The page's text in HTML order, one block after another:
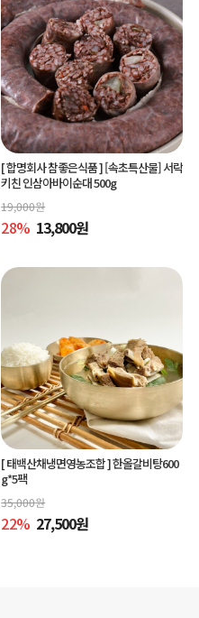
[ 합명회사 참좋은식품 ][속초특산물] 서락
키친 인삼아바이순대 500g
19,000원
28% 13,800원
[ 태백산채냉면영농조합 ]한올갈비탕600
g*5팩
35,000원
22% 27,500원